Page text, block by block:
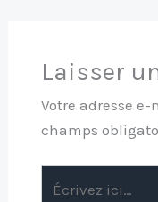
Laisser
Votre adresse
champs